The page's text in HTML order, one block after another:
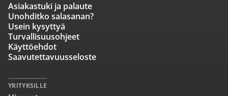
Asiakastuki ja palaute
Unohditko salasanan?
Usein kysyttyä
Turvallisuusohjeet
Käyttöehdot
Saavutettavuusseloste
YRITYKSILLE